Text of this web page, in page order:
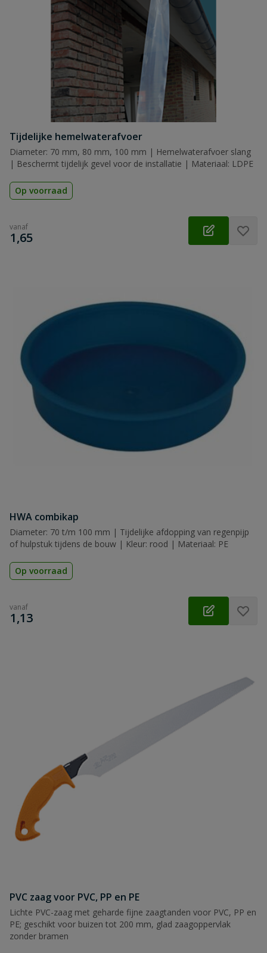
Tijdelijke hemelwaterafvoer
Diameter: 70 mm, 80 mm, 100 mm | Hemelwaterafvoer slang
| Beschermt tijdelijk gevel voor de installatie | Materiaal: LDPE
Op voorraad
vanaf
€
1,65
HWA combikap
Diameter: 70 t/m 100 mm | Tijdelijke afdopping van regenpijp
of hulpstuk tijdens de bouw | Kleur: rood | Materiaal: PE
Op voorraad
vanaf
€
1,13
PVC zaag voor PVC, PP en PE
Lichte PVC-zaag met geharde fijne zaagtanden voor PVC, PP en
PE; geschikt voor buizen tot 200 mm, glad zaagoppervlak
zonder bramen